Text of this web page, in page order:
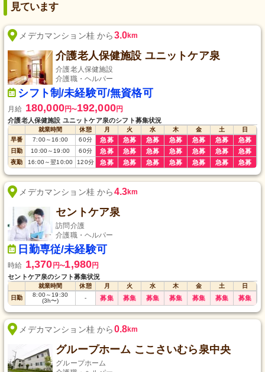
見ています
メデカマンション桂 から3.0km
介護老人保健施設 ユニットケア泉
介護老人保健施設
介護職・ヘルパー
シフト制/未経験可/無資格可
月給 180,000円〜192,000円
介護老人保健施設 ユニットケア泉のシフト募集状況
就業時間 休憩 月 火 水 木 金 土
日
早番
7:00～ 16:00 60分 急募 急募 急募 急募 急募 急募 急募
日勤 10:00～ 19:00 60分 急募 急募 急募 急募 急募 急募 急募
夜勤 16:00～翌10:00 120分 急募 急募 急募 急募 急募 急募 急募
メデカマンション桂 から4.3km
セントケア泉
訪問介護
介護職・ヘルパー
日勤専従/未経験可
時給 1,370 円〜1,980円
セントケア泉のシフト募集状況
就業時間 休憩 月 火 水 木 金 土
日
日勤
8:00～ 19:30
(3h〜)
- 募集 募集 募集 募集 募集 募集 募集
メデカマンション桂 から0.8km
グループホーム ここさいむら泉中央
グループホーム